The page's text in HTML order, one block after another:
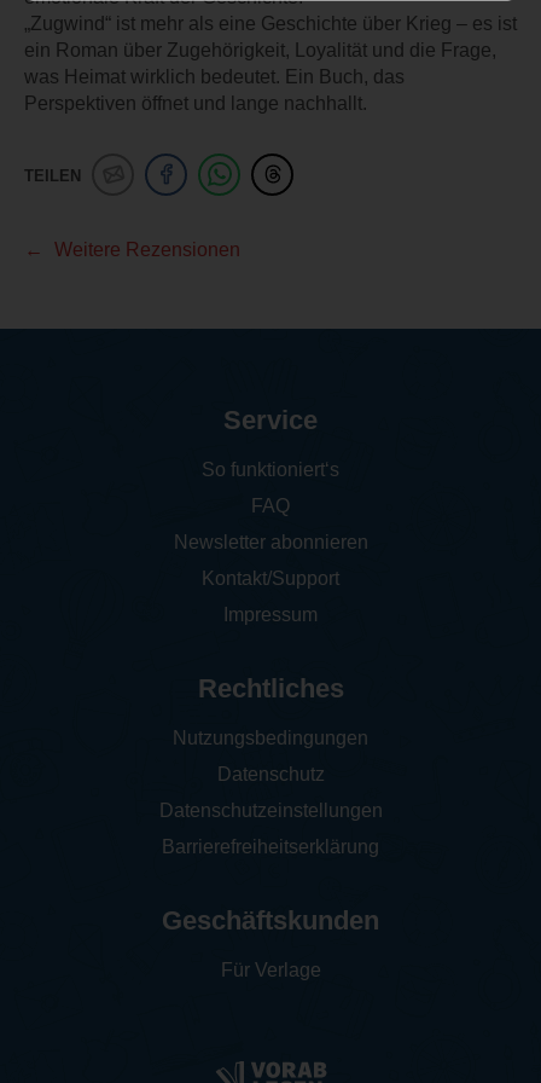
„Zugwind“ ist mehr als eine Geschichte über Krieg – es ist
ein Roman über Zugehörigkeit, Loyalität und die Frage,
was Heimat wirklich bedeutet. Ein Buch, das
Perspektiven öffnet und lange nachhallt.
TEILEN
Weitere Rezensionen
Service
So funktioniert‘s
FAQ
Newsletter abonnieren
Kontakt/Support
Impressum
Rechtliches
Nutzungsbedingungen
Datenschutz
Datenschutzeinstellungen
Barrierefreiheitserklärung
Geschäftskunden
Für Verlage